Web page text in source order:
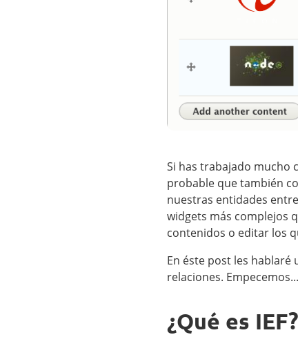
Si has trabajado mucho
probable que también
nuestras entidades
widgets más complejos
contenidos o editar los
En éste post les hablaré
relaciones. Empecemos...
¿Qué es IEF?